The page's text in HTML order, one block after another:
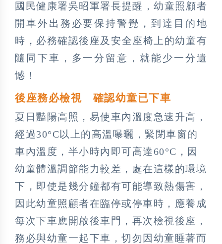
國民健康署吳昭軍署長提醒，幼童照顧者
開車外出務必要保持警覺，到達目的地
時，必務確認後座及安全座椅上的幼童有
隨同下車，多一分留意，就能少一分遺
憾！
後座務必檢視 確認幼童已下車
夏日豔陽高照，易使車內溫度急速升高，
經過30°C以上的高溫曝曬，緊閉車窗的
車內溫度，半小時內即可高達60°C，因
幼童體溫調節能力較差，處在這樣的環境
下，即使是幾分鐘都有可能導致熱傷害，
因此幼童照顧者在臨停或停車時，應養成
每次下車應開啟後車門，再次檢視後座，
務必與幼童一起下車，切勿因幼童睡著而